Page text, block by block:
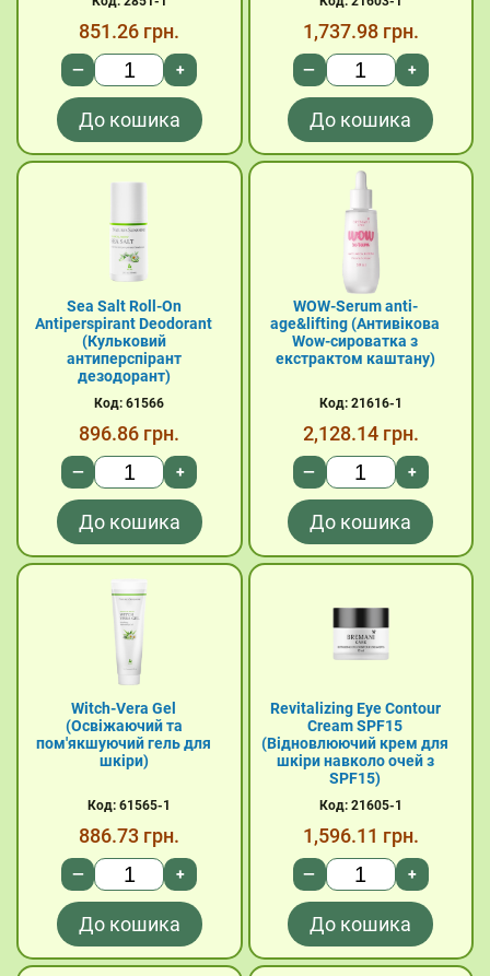
851.26 грн.
— +
До кошика
1,737.98 грн.
— +
До кошика
Sea Salt Roll-On
Antiperspirant Deodorant
(Кульковий
антиперспірант
дезодорант)
Код: 61566
896.86 грн.
— +
До кошика
WOW-Serum anti-
age&lifting (Антивікова
Wow-сироватка з
екстрактом каштану)
Код: 21616-1
2,128.14 грн.
— +
До кошика
Witch-Vera Gel
(Освіжаючий та
пом'якшуючий гель для
шкіри)
Код: 61565-1
886.73 грн.
— +
До кошика
Revitalizing Eye Contour
Cream SPF15
(Відновлюючий крем для
шкіри навколо очей з
SPF15)
Код: 21605-1
1,596.11 грн.
— +
До кошика